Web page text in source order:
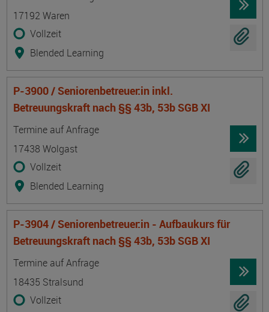
17192 Waren
Vollzeit
Blended Learning
P-3900 / Seniorenbetreuer:in inkl.
Betreuungskraft nach §§ 43b, 53b SGB XI
Termine auf Anfrage
17438 Wolgast
Vollzeit
Blended Learning
P-3904 / Seniorenbetreuer:in - Aufbaukurs für
Betreuungskraft nach §§ 43b, 53b SGB XI
Termine auf Anfrage
18435 Stralsund
Vollzeit